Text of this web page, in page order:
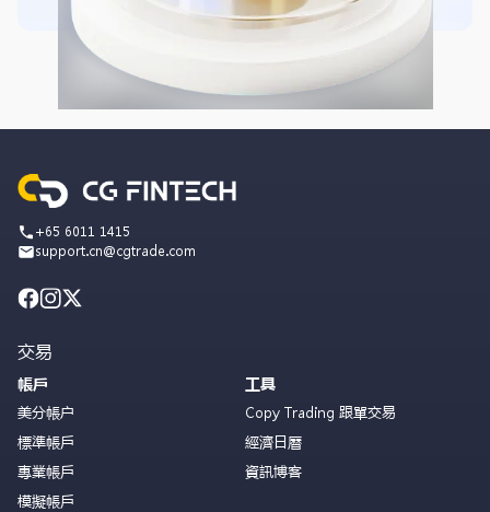
+65 6011 1415
support.cn@cgtrade.com
交易
帳戶
美分帳户
標準帳戶
專業帳戶
模擬帳戶
工具
Copy Trading 跟單交易
經濟日曆
資訊博客